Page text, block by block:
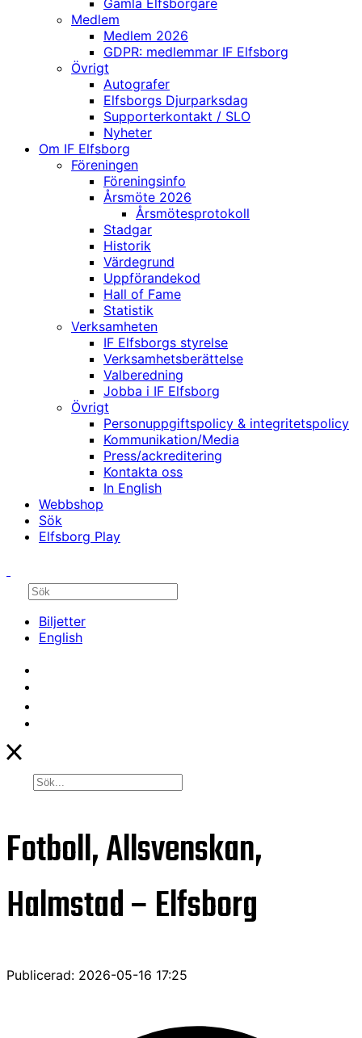
Gamla Elfsborgare
Medlem
Medlem 2026
GDPR: medlemmar IF Elfsborg
Övrigt
Autografer
Elfsborgs Djurparksdag
Supporterkontakt / SLO
Nyheter
Om IF Elfsborg
Föreningen
Föreningsinfo
Årsmöte 2026
Årsmötesprotokoll
Stadgar
Historik
Värdegrund
Uppförandekod
Hall of Fame
Statistik
Verksamheten
IF Elfsborgs styrelse
Verksamhetsberättelse
Valberedning
Jobba i IF Elfsborg
Övrigt
Personuppgiftspolicy & integritetspolicy
Kommunikation/Media
Press/ackreditering
Kontakta oss
In English
Webbshop
Sök
Elfsborg Play
Biljetter
English
Fotboll, Allsvenskan,
Halmstad – Elfsborg
Publicerad: 2026-05-16 17:25